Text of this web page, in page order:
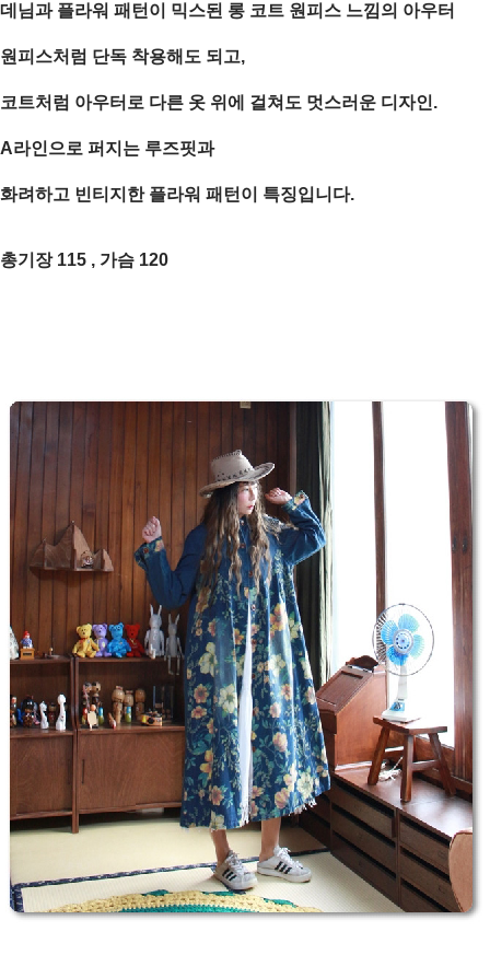
데님과 플라워 패턴이 믹스된 롱 코트 원피스 느낌의 아우터
원피스처럼 단독 착용해도 되고,
코트처럼 아우터 로 다른 옷 위에 걸쳐도 멋스러운 디자인.
A라인으로 퍼지는 루즈핏과
화려하고 빈티지한 플라워 패턴이 특징입니다.
총기장 115 , 가슴 120